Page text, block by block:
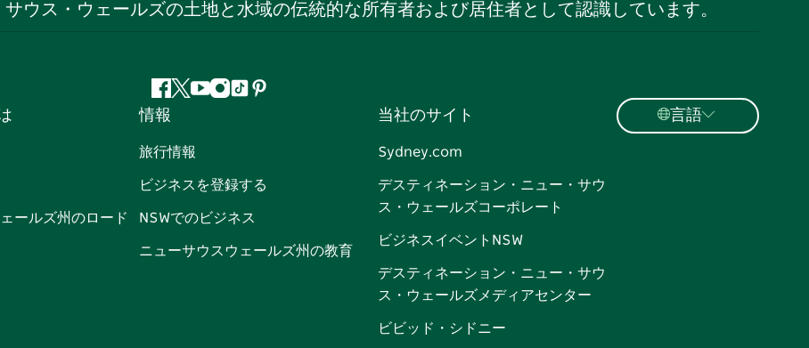
ウス・ウェールズの土地と水域の伝統的な所有者および居住者として認識しています。
フ
ェ
イ
ブ
ッ
ツ
ッ
ー
ユ
ー
ブ
イ
グ
ラ
テ
ト
ピ
ス
ールズ州のロード
情報
旅行情報
ビジネスを登録する
NSWでのビジネス
ニューサウスウェールズ州の教育
当社のサイト
Sydney.com
デスティネーション・ニュー・サウ
ス・ウェールズコーポレート
ビジネスイベントNSW
デスティネーション・ニュー・サウ
ス・ウェールズメディアセンター
ビビッド・シドニー
言語